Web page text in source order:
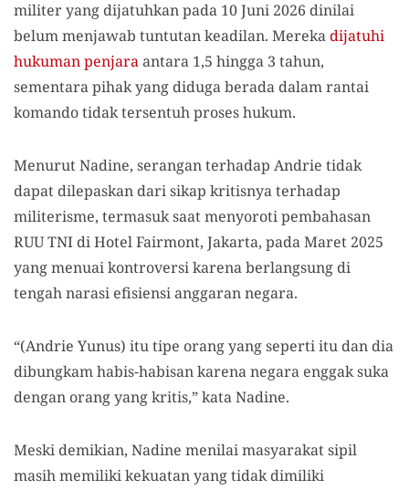
militer yang dijatuhkan pada 10 Juni 2026 dinilai
belum menjawab tuntutan keadilan. Merekadijatuhi
hukuman penjaraantara 1,5 hingga 3 tahun,
sementara pihak yang diduga berada dalam rantai
komando tidak tersentuh proses hukum.
Menurut Nadine, serangan terhadap Andrie tidak
dapat dilepaskan dari sikap kritisnya terhadap
militerisme, termasuk saat menyoroti pembahasan
RUU TNI di Hotel Fairmont, Jakarta, pada Maret 2025
yang menuai kontroversi karena berlangsung di
tengah narasi efisiensi anggaran negara.
“(Andrie Yunus) itu tipe orang yang seperti itu dan dia
dibungkam habis-habisan karena negara enggak suka
dengan orang yang kritis,” kata Nadine.
Meski demikian, Nadine menilai masyarakat sipil
masih memiliki kekuatan yang tidak dimiliki